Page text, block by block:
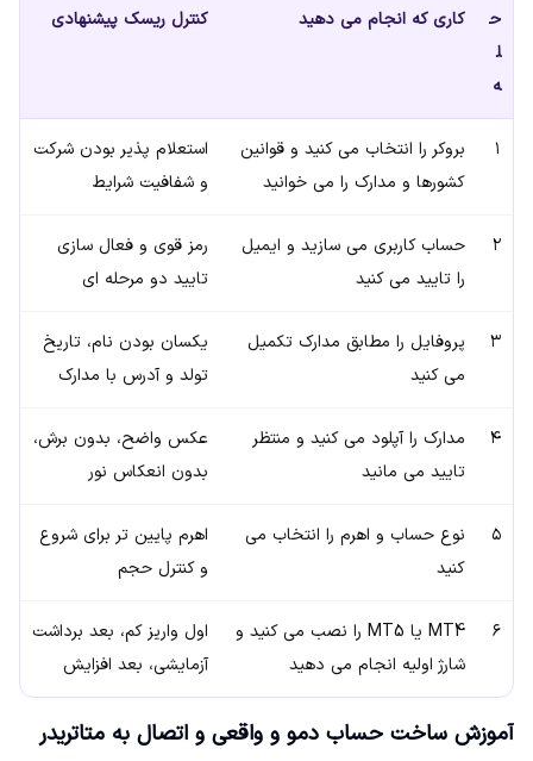
ح
ل
ه
کاری که انجام می دهید کنترل ریسک پیشنهادی
۱
بروکر را انتخاب می کنید و قوانین
کشورها و مدارک را می خوانید
استعلام پذیر بودن شرکت
و شفافیت شرایط
۲
حساب کاربری می سازید و ایمیل
را تایید می کنید
رمز قوی و فعال سازی
تایید دو مرحله ای
۳
پروفایل را مطابق مدارک تکمیل
می کنید
یکسان بودن نام، تاریخ
تولد و آدرس با مدارک
۴
مدارک را آپلود می کنید و منتظر
تایید می مانید
عکس واضح، بدون برش،
بدون انعکاس نور
۵
نوع حساب و اهرم را انتخاب می
کنید
اهرم پایین تر برای شروع
و کنترل حجم
۶
MT4 یا MT5 را نصب می کنید و
شارژ اولیه انجام می دهید
اول واریز کم، بعد برداشت
آزمایشی، بعد افزایش
آموزش ساخت حساب دمو و واقعی و اتصال به متاتریدر